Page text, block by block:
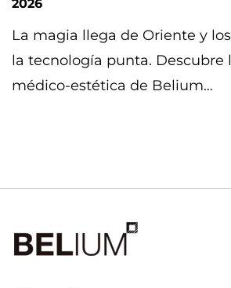
2026
La magia llega de Oriente y
la tecnología punta. Descubre
médico-estética de Belium…